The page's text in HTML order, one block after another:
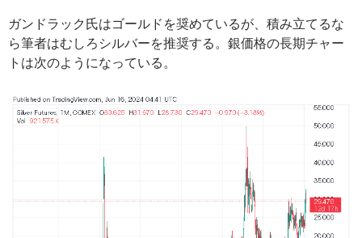
ガンドラック氏はゴールドを奨めているが、積み立てるな
ら筆者はむしろシルバーを推奨する。銀価格の長期チャー
トは次のようになっている。